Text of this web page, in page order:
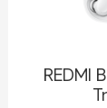
REDMI